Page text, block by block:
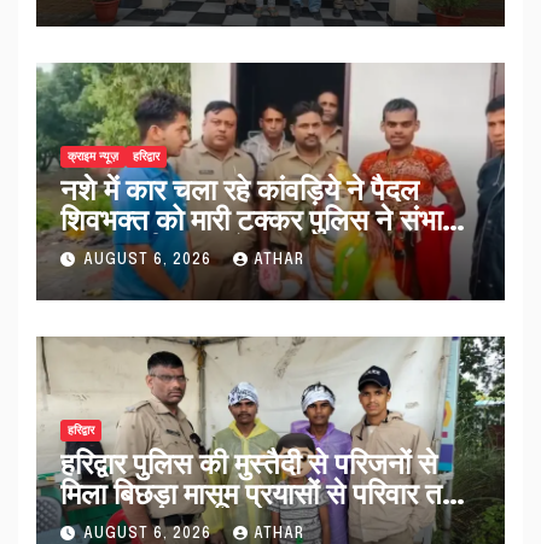
क्राइम न्यूज़ हरिद्वार
नशे में कार चला रहे कांवड़िये ने पैदल
शिवभक्त को मारी टक्कर पुलिस ने संभाला
मामला नई कांवड़ देकर रवाना किया…
AUGUST 6, 2026 ATHAR
हरिद्वार
हरिद्वार पुलिस की मुस्तैदी से परिजनों से
मिला बिछड़ा मासूम प्रयासों से परिवार तक
पहुंचा काशी…
AUGUST 6, 2026 ATHAR